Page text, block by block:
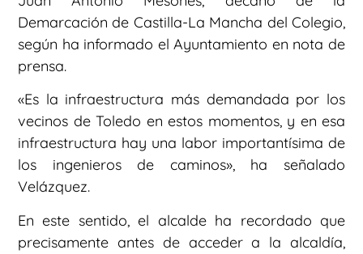
Demarcación de Castilla-La Mancha del Colegio,
según ha informado el Ayuntamiento en nota de
prensa.
«Es la infraestructura más demandada por los
vecinos de Toledo en estos momentos, y en esa
infraestructura hay una labor importantísima de
los ingenieros de caminos», ha señalado
Velázquez.
En este sentido, el alcalde ha recordado que
precisamente antes de acceder a la alcaldía,